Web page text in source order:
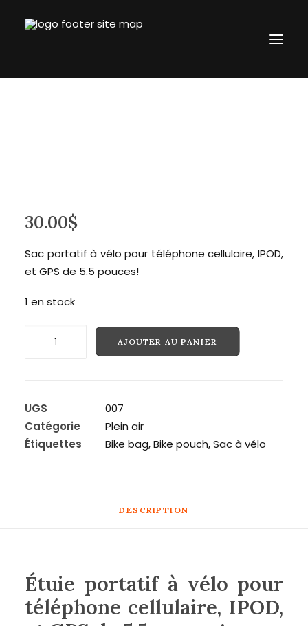
revtronik@protonmail.com
514.434.8777
Connection
Recherche
30.00$
Sac portatif à vélo pour téléphone cellulaire, IPOD,
et GPS de 5.5 pouces!
1 en stock
à
vélo
pour
pouces!
AJOUTER AU PANIER
UGS
007
Catégorie
Plein air
Étiquettes
Bike bag,Bike pouch,Sac à vélo
DESCRIPTION
Étuie portatif à vélo pour
téléphone cellulaire, IPOD,